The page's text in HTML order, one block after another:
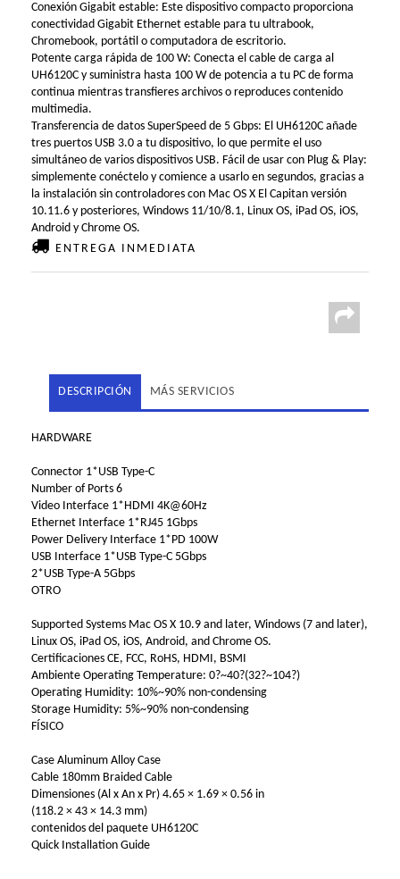
Conexión Gigabit estable: Este dispositivo compacto proporciona
conectividad Gigabit Ethernet estable para tu ultrabook,
Chromebook, portátil o computadora de escritorio.
Potente carga rápida de 100 W: Conecta el cable de carga al
UH6120C y suministra hasta 100 W de potencia a tu PC de forma
continua mientras transfieres archivos o reproduces contenido
multimedia.
Transferencia de datos SuperSpeed de 5 Gbps: El UH6120C añade
tres puertos USB 3.0 a tu dispositivo, lo que permite el uso
simultáneo de varios dispositivos USB. Fácil de usar con Plug & Play:
simplemente conéctelo y comience a usarlo en segundos, gracias a
la instalación sin controladores con Mac OS X El Capitan versión
10.11.6 y posteriores, Windows 11/10/8.1, Linux OS, iPad OS, iOS,
Android y Chrome OS.
ENTREGA INMEDIATA
DESCRIPCIÓN MÁS SERVICIOS
HARDWARE
Connector 1*USB Type-C
Number of Ports 6
Video Interface 1*HDMI 4K@60Hz
Ethernet Interface 1*RJ45 1Gbps
Power Delivery Interface 1*PD 100W
USB Interface 1*USB Type-C 5Gbps
2*USB Type-A 5Gbps
OTRO
Supported Systems Mac OS X 10.9 and later, Windows (7 and later),
Linux OS, iPad OS, iOS, Android, and Chrome OS.
Certificaciones CE, FCC, RoHS, HDMI, BSMI
Ambiente Operating Temperature: 0?~40?(32?~104?)
Operating Humidity: 10%~90% non-condensing
Storage Humidity: 5%~90% non-condensing
FÍSICO
Case Aluminum Alloy Case
Cable 180mm Braided Cable
Dimensiones (Al x An x Pr) 4.65 × 1.69 × 0.56 in
(118.2 × 43 × 14.3 mm)
contenidos del paquete UH6120C
Quick Installation Guide